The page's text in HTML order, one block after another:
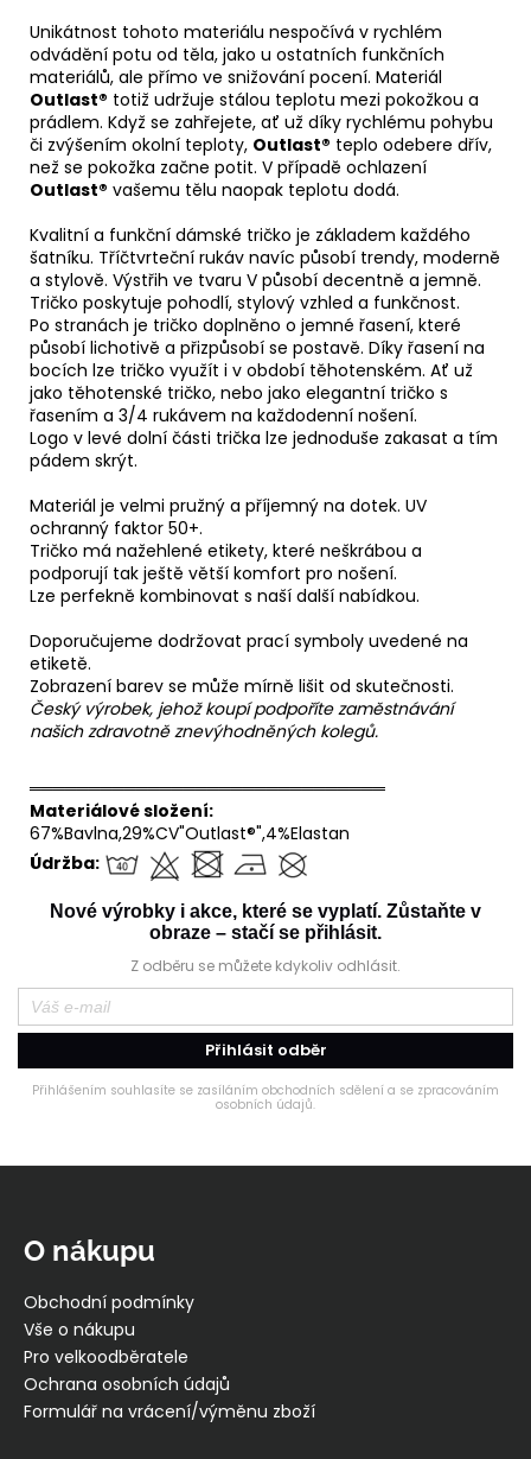
Unikátnost tohoto materiálu nespočívá v rychlém
odvádění potu od těla, jako u ostatních funkčních
materiálů, ale přímo ve snižování pocení. Materiál
Outlast® totiž udržuje stálou teplotu mezi pokožkou a
prádlem. Když se zahřejete, ať už díky rychlému pohybu
či zvýšením okolní teploty, Outlast® teplo odebere dřív,
než se pokožka začne potit. V případě ochlazení
Outlast® vašemu tělu naopak teplotu dodá.
Kvalitní a funkční dámské tričko je základem každého
šatníku. Tříčtvrteční rukáv navíc působí trendy, moderně
a stylově. Výstřih ve tvaru V působí decentně a jemně.
Tričko poskytuje pohodlí, stylový vzhled a funkčnost.
Po stranách je tričko doplněno o jemné řasení, které
působí lichotivě a přizpůsobí se postavě. Díky řasení na
bocích lze tričko využít i v období těhotenském. Ať už
jako těhotenské tričko, nebo jako elegantní tričko s
řasením a 3/4 rukávem na každodenní nošení.
Logo v levé dolní části trička lze jednoduše zakasat a tím
pádem skrýt.
Materiál je velmi pružný a příjemný na dotek. UV
ochranný faktor 50+.
Tričko má nažehlené etikety, které neškrábou a
podporují tak ještě větší komfort pro nošení.
Lze perfekně kombinovat s naší další nabídkou.
Doporučujeme dodržovat prací symboly uvedené na
etiketě.
Zobrazení barev se může mírně lišit od skutečnosti.
Český výrobek, jehož koupí podpoříte zaměstnávání
našich zdravotně znevýhodněných kolegů.
══════════════════════════════
Materiálové složení:
67%Bavlna,29%CV"Outlast®",4%Elastan
Údržba:
Nové výrobky i akce, které se vyplatí. Zůstaňte v
obraze – stačí se přihlásit.
Z odběru se můžete kdykoliv odhlásit.
Přihlásit odběr
Přihlášením souhlasíte se zasíláním obchodních sdělení a se zpracováním
osobních údajů.
O nákupu
Obchodní podmínky
Vše o nákupu
Pro velkoodběratele
Ochrana osobních údajů
Formulář na vrácení/výměnu zboží